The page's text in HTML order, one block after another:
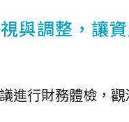
與調整，讓
進行財務體檢，觀